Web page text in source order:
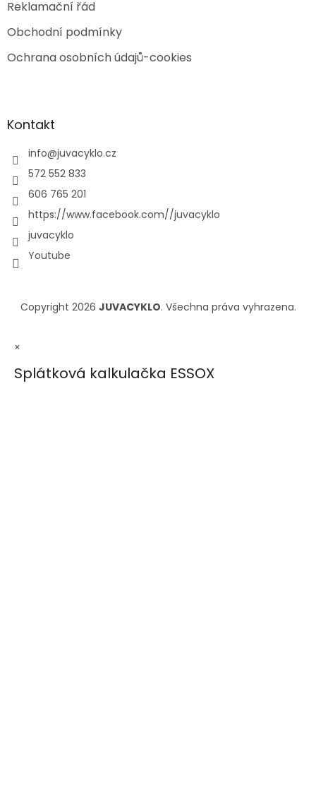
Reklamační řád
Obchodní podmínky
Ochrana osobních údajů-cookies
Kontakt
info@juvacyklo.cz
572 552 833
606 765 201
https://www.facebook.com//juvacyklo
juvacyklo
Youtube
Copyright 2026 JUVACYKLO. Všechna práva vyhrazena.
×
Splátková kalkulačka ESSOX